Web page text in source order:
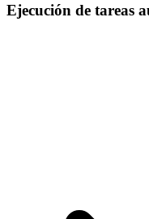
Ejecución de tareas